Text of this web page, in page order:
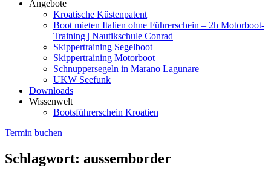
Angebote
Kroatische Küstenpatent
Boot mieten Italien ohne Führerschein – 2h Motorboot-
Training | Nautikschule Conrad
Skippertraining Segelboot
Skippertraining Motorboot
Schnuppersegeln in Marano Lagunare
UKW Seefunk
Downloads
Wissenwelt
Bootsführerschein Kroatien
Termin buchen
Schlagwort: aussemborder